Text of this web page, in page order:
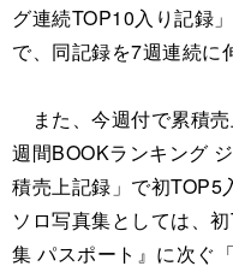
グ連続TOP10入り記録
で、同記録を7週連続に
また、今週付で累積売
週間BOOKランキング
積売上記録」で初TOP5
ソロ写真集としては、
集 パスポート』に次ぐ